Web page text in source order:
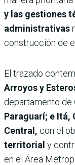
y las gestiones
administrativas
construcción de
El trazado
Arroyos y
departamento de
Paraguarí; e Itá,
Central, con el
territorial y
en el Área